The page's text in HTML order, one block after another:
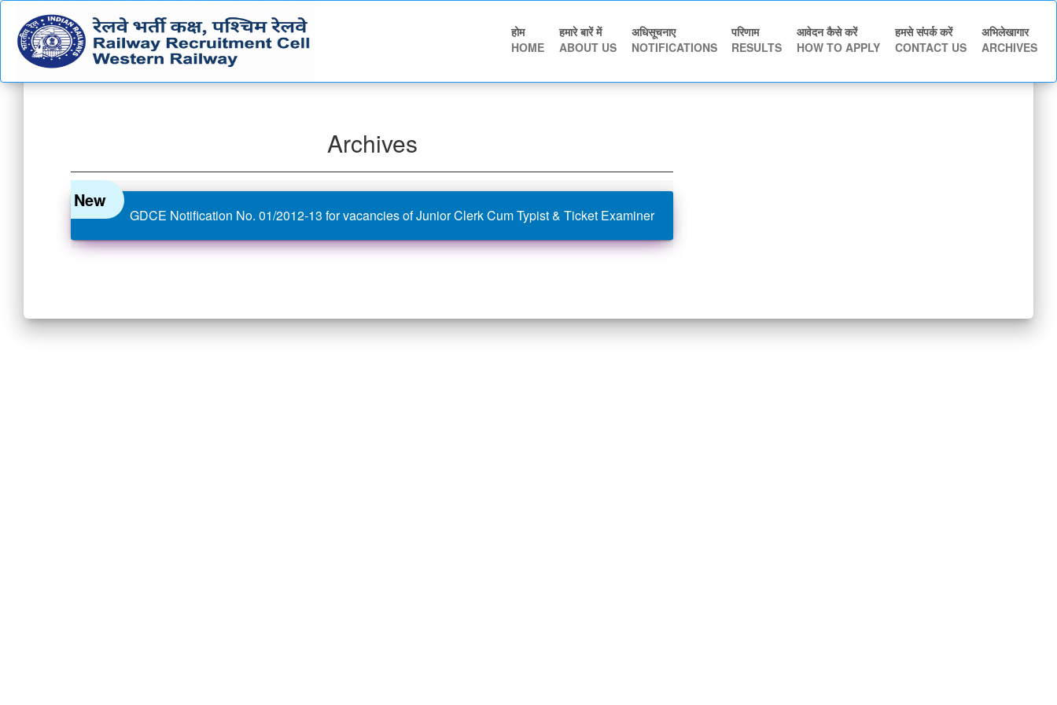
होम
HOME
हमारे बारें में
ABOUT US
अधिसूचनाए
NOTIFICATIONS
परिणाम
RESULTS
आवेदन कैसे करें
HOW TO APPLY
हमसे संपर्क करें
CONTACT US
अभिलेखागार
ARCHIVES
Archives
New
GDCE Notification No. 01/2012-13 for vacancies of Junior Clerk Cum Typist & Ticket Examiner